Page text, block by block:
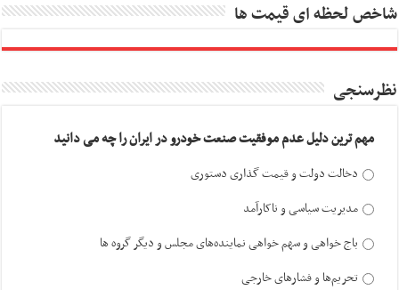
شاخص لحظه ای قیمت ها
نظرسنجی
مهم ترین دلیل عدم موفقیت صنعت خودرو در ایران را چه می دانید
دخالت دولت و قیمت گذاری دستوری
مدیریت سیاسی و ناکارآمد
باج خواهی و سهم خواهی نماینده‌های مجلس و دیگر گروه ها
تحریم‌ها و فشارهای خارجی